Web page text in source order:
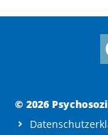
© 2026